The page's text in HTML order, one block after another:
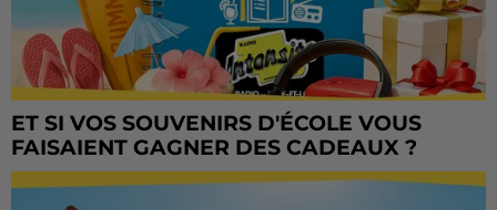
ET SI VOS SOUVENIRS D'ÉCOLE VOUS
FAISAIENT GAGNER DES CADEAUX ?